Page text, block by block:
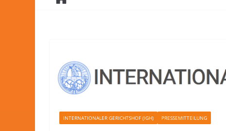
INTERNATIONALER GERICHTSHOF (IGH) PRESSEMITTEILUNG